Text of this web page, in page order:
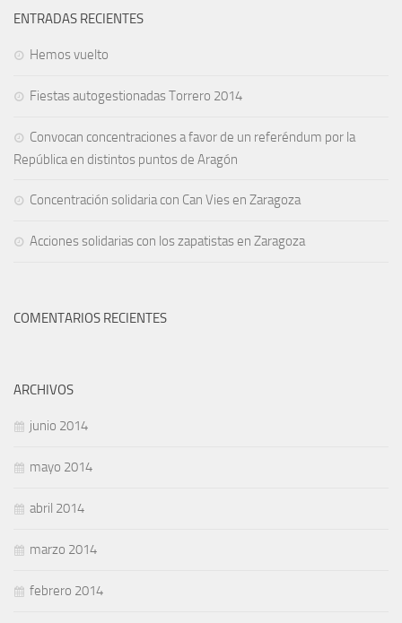
ENTRADAS RECIENTES
Hemos vuelto
Fiestas autogestionadas Torrero 2014
Convocan concentraciones a favor de un referéndum por la
República en distintos puntos de Aragón
Concentración solidaria con Can Vies en Zaragoza
Acciones solidarias con los zapatistas en Zaragoza
COMENTARIOS RECIENTES
ARCHIVOS
junio 2014
mayo 2014
abril 2014
marzo 2014
febrero 2014